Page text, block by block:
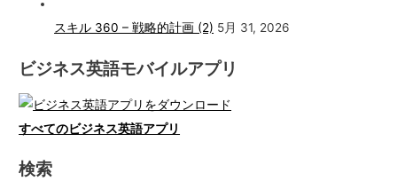
スキル 360 – 戦略的計画 (2) 5月 31, 2026
ビジネス英語モバイルアプリ
すべてのビジネス英語アプリ
検索